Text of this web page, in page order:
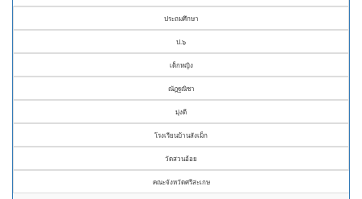
ประถมศึกษา
ป.๖
เด็กหญิง
ณัฎฐณิชา
มุ่งดี
โรงเรียนบ้านสังเม็ก
วัดสวนอ้อย
คณะจังหวัดศรีสะเกษ